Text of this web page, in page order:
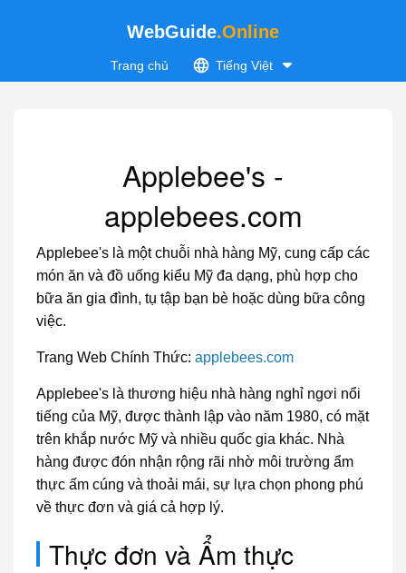
WebGuide.Online
Trang chủ Tiếng Việt
Applebee's -
applebees.com
Applebee's là một chuỗi nhà hàng Mỹ, cung cấp các
món ăn và đồ uống kiểu Mỹ đa dạng, phù hợp cho
bữa ăn gia đình, tụ tập bạn bè hoặc dùng bữa công
việc.
Trang Web Chính Thức: applebees.com
Applebee's là thương hiệu nhà hàng nghỉ ngơi nổi
tiếng của Mỹ, được thành lập vào năm 1980, có mặt
trên khắp nước Mỹ và nhiều quốc gia khác. Nhà
hàng được đón nhận rộng rãi nhờ môi trường ẩm
thực ấm cúng và thoải mái, sự lựa chọn phong phú
về thực đơn và giá cả hợp lý.
Thực đơn và Ẩm thực